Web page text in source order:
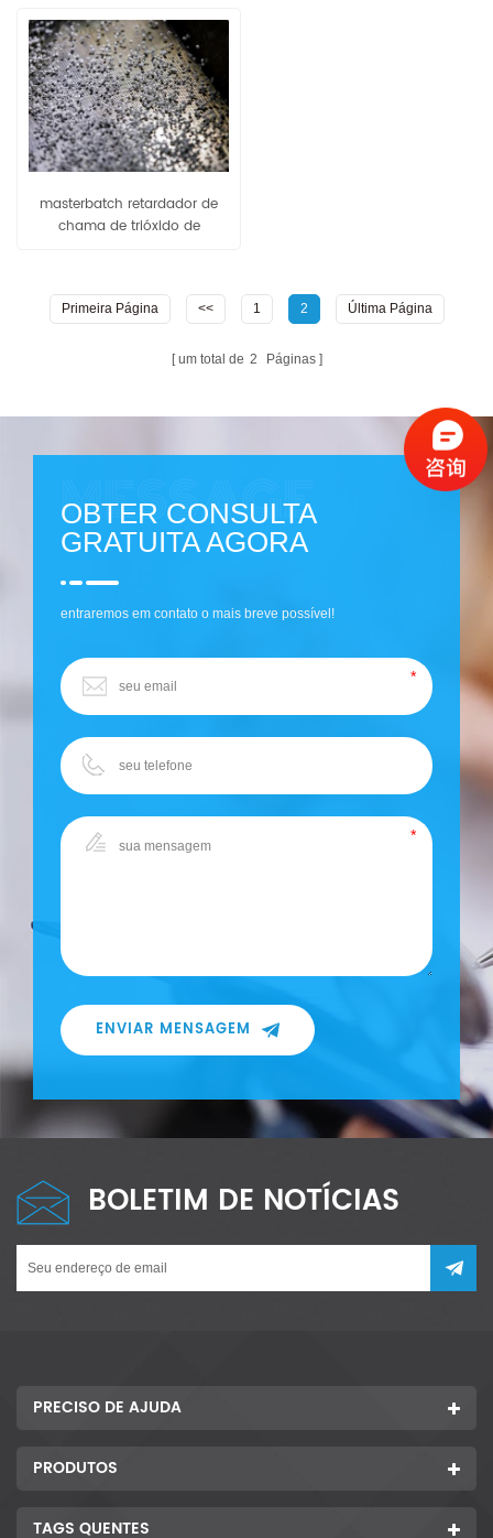
masterbatch retardador de
chama de trióxido de
Primeira Página << 1 2 Última Página
um total de 2 Páginas
OBTER CONSULTA
GRATUITA AGORA
entraremos em contato o mais breve possível!
ENVIAR MENSAGEM
BOLETIM DE NOTÍCIAS
PRECISO DE AJUDA
PRODUTOS
TAGS QUENTES